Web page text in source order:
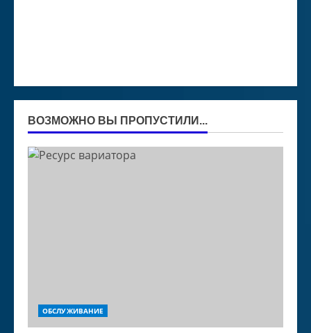
ВОЗМОЖНО ВЫ ПРОПУСТИЛИ...
ОБСЛУЖИВАНИЕ